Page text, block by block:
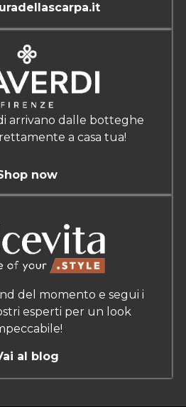
arrivano dalle botteghe
a casa tua!
now
del momento e segui i
esperti per un look
al blog